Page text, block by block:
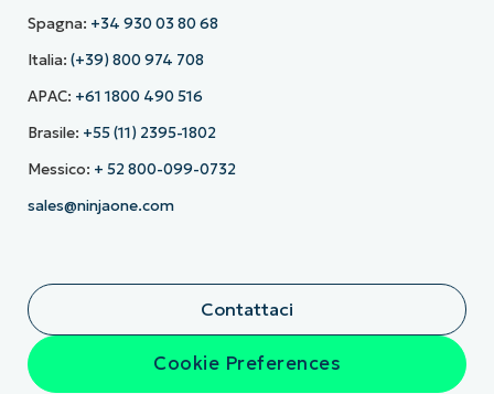
Spagna: +34 930 03 80 68
Italia: (+39) 800 974 708
APAC: +61 1800 490 516
Brasile: +55 (11) 2395-1802
Messico: + 52 800-099-0732
sales@ninjaone.com
Contattaci
Cookie Preferences